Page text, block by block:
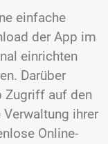
einfache
der App im
einrichten
Darüber
Zugriff auf den
ihrer
Online-